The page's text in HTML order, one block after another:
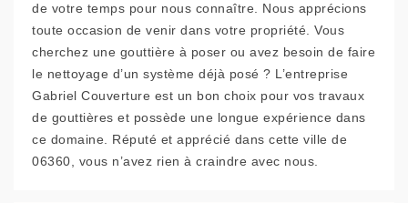
de votre temps pour nous connaître. Nous apprécions
toute occasion de venir dans votre propriété. Vous
cherchez une gouttière à poser ou avez besoin de faire
le nettoyage d’un système déjà posé ? L’entreprise
Gabriel Couverture est un bon choix pour vos travaux
de gouttières et possède une longue expérience dans
ce domaine. Réputé et apprécié dans cette ville de
06360, vous n’avez rien à craindre avec nous.